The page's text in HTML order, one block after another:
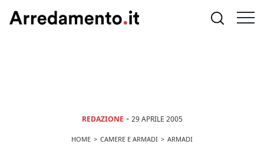
REDAZIONE - 29 APRILE 2005
HOME CAMERE E ARMADI ARMADI